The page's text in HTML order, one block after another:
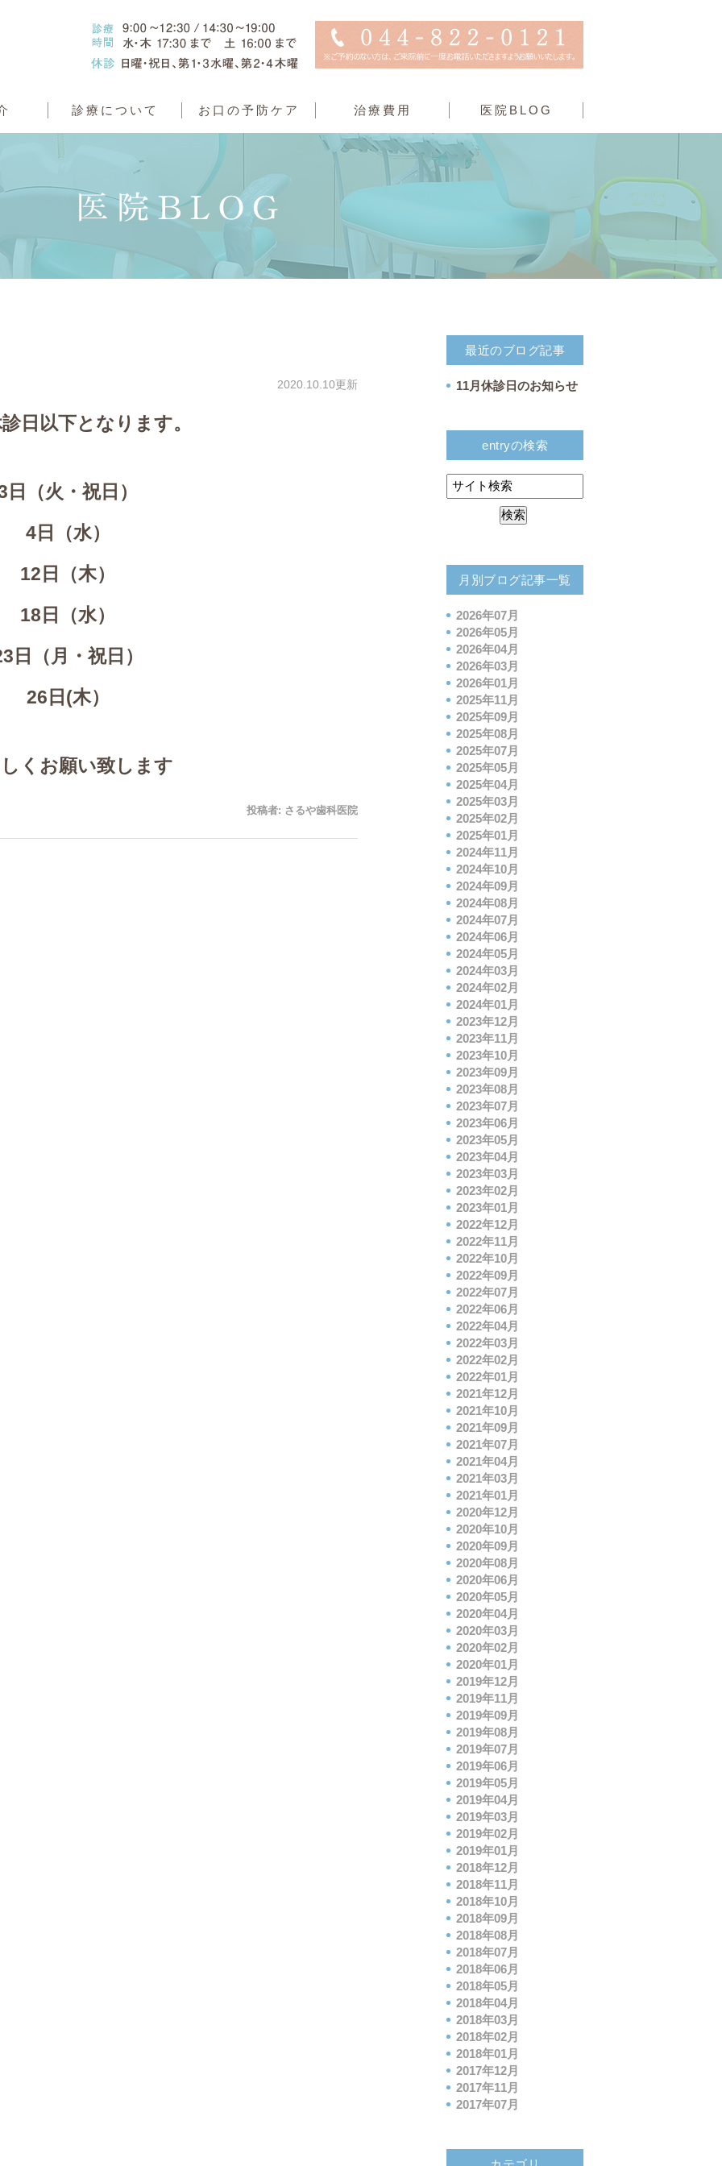
診療について お口の予防ケア 治療費用 医院BLOG
医院BLOG
2020.10.10更新
日以下となります。
日（火・祝日）
4日（水）
12日（木）
18日（水）
日（月・祝日）
26日(木）
くお願い致します
投稿者: さるや歯科医院
最近のブログ記事
11月休診日のお知らせ
entryの検索
月別ブログ記事一覧
2026年07月
2026年05月
2026年04月
2026年03月
2026年01月
2025年11月
2025年09月
2025年08月
2025年07月
2025年05月
2025年04月
2025年03月
2025年02月
2025年01月
2024年11月
2024年10月
2024年09月
2024年08月
2024年07月
2024年06月
2024年05月
2024年03月
2024年02月
2024年01月
2023年12月
2023年11月
2023年10月
2023年09月
2023年08月
2023年07月
2023年06月
2023年05月
2023年04月
2023年03月
2023年02月
2023年01月
2022年12月
2022年11月
2022年10月
2022年09月
2022年07月
2022年06月
2022年04月
2022年03月
2022年02月
2022年01月
2021年12月
2021年10月
2021年09月
2021年07月
2021年04月
2021年03月
2021年01月
2020年12月
2020年10月
2020年09月
2020年08月
2020年06月
2020年05月
2020年04月
2020年03月
2020年02月
2020年01月
2019年12月
2019年11月
2019年09月
2019年08月
2019年07月
2019年06月
2019年05月
2019年04月
2019年03月
2019年02月
2019年01月
2018年12月
2018年11月
2018年10月
2018年09月
2018年08月
2018年07月
2018年06月
2018年05月
2018年04月
2018年03月
2018年02月
2018年01月
2017年12月
2017年11月
2017年07月